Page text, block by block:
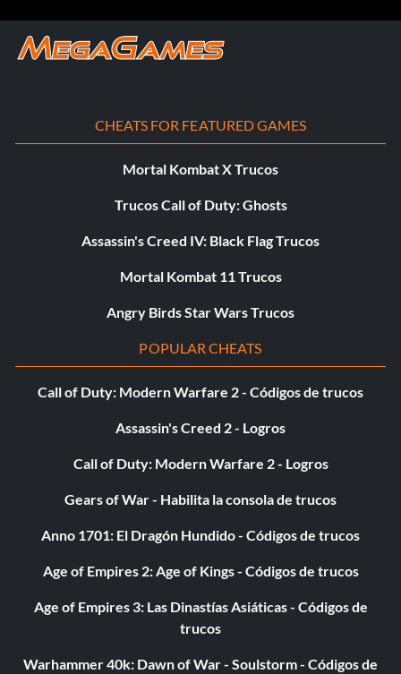
CHEATS FOR FEATURED GAMES
Mortal Kombat X Trucos
Trucos Call of Duty: Ghosts
Assassin's Creed IV: Black Flag Trucos
Mortal Kombat 11 Trucos
Angry Birds Star Wars Trucos
POPULAR CHEATS
Call of Duty: Modern Warfare 2 - Códigos de trucos
Assassin's Creed 2 - Logros
Call of Duty: Modern Warfare 2 - Logros
Gears of War - Habilita la consola de trucos
Anno 1701: El Dragón Hundido - Códigos de trucos
Age of Empires 2: Age of Kings - Códigos de trucos
Age of Empires 3: Las Dinastías Asiáticas - Códigos de
trucos
Warhammer 40k: Dawn of War - Soulstorm - Códigos de